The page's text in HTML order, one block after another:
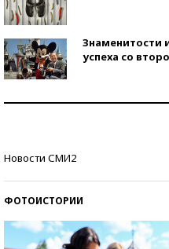
Знаменитости
успеха со
Новости СМИ2
ФОТОИСТОРИИ